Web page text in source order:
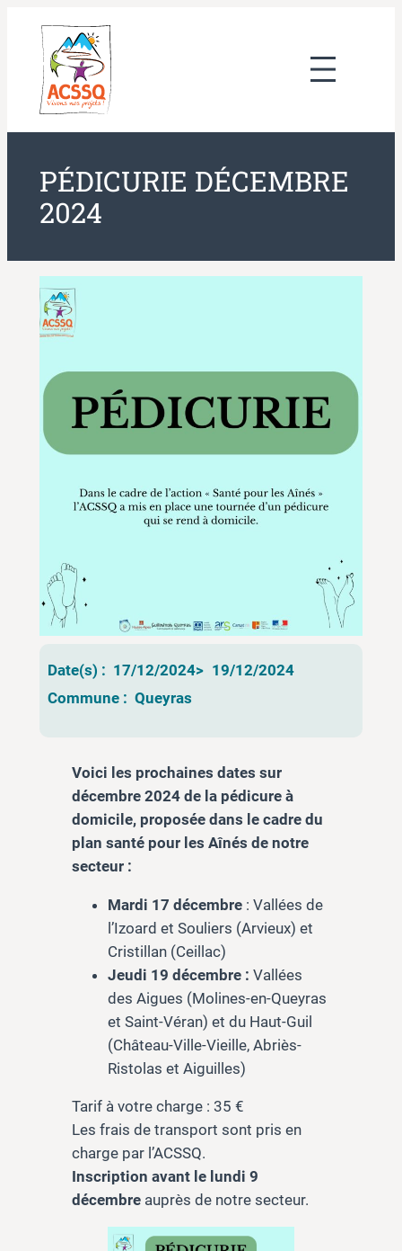
contenu
PÉDICURIE DÉCEMBRE
2024
Date(s) : 17/12/2024> 19/12/2024
Commune : Queyras
Voici les prochaines dates sur
décembre 2024 de la pédicure à
domicile, proposée dans le cadre du
plan santé pour les Aînés de notre
secteur :
Mardi 17 décembre : Vallées de
l’Izoard et Souliers (Arvieux) et
Cristillan (Ceillac)
Jeudi 19 décembre : Vallées
des Aigues (Molines-en-Queyras
et Saint-Véran) et du Haut-Guil
(Château-Ville-Vieille, Abriès-
Ristolas et Aiguilles)
Tarif à votre charge : 35 €
Les frais de transport sont pris en
charge par l’ACSSQ.
Inscription avant le lundi 9
décembreauprès de notre secteur.